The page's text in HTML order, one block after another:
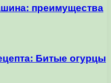
преимущества
Битые огурцы